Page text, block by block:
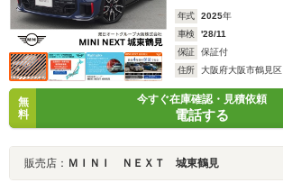
年式 2025年
車検
'28/11
保証
保証付
住所
大阪府大阪市鶴見区
無
料
今すぐ在庫確認・見積依頼
電話する
販売店： ＭＩＮＩ ＮＥＸＴ 城東鶴見